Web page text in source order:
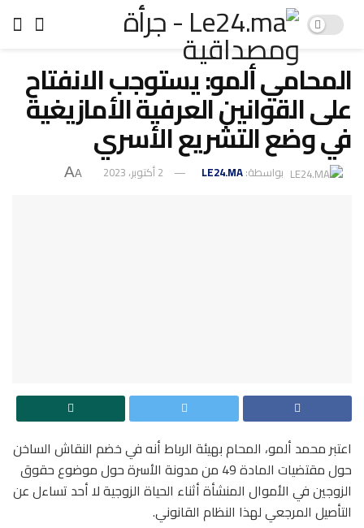
المحامي ألمو: يستوجب الانفتاح
على القوانين العرفية الأمازيغية
في وضع التشريع الأسري
بواسطة:LE24.MA 2 أكتوبر، 2023 A
A
اعتبر محمد ألمو، المحام بهيئة الرباط أنه في خضم النقاش الساخن
حول مقتضيات المادة 49 من مدونة الأسرة حول موضوع حقوق
الزوجين في الأموال المنشأة أثناء الحياة الزوجية لا أحد تساءل عن
التأصيل المرجعي لهذا النظام القانوني.